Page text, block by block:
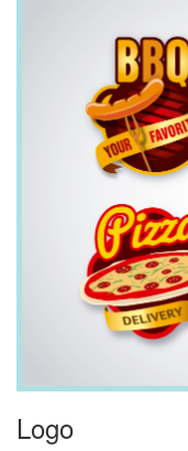
Logo